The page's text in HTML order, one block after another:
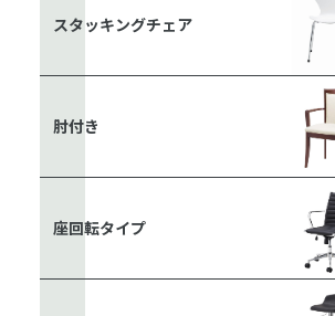
スタッキングチェア
肘付き
座回転タイプ